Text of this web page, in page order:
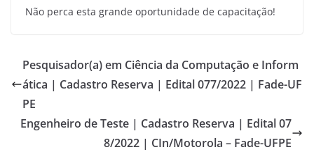
Não perca esta grande oportunidade de capacitação!
Pesquisador(a) em Ciência da Computação e Inform
ática | Cadastro Reserva | Edital 077/2022 | Fade-UF
PE
Engenheiro de Teste | Cadastro Reserva | Edital 07
8/2022 | CIn/Motorola – Fade-UFPE